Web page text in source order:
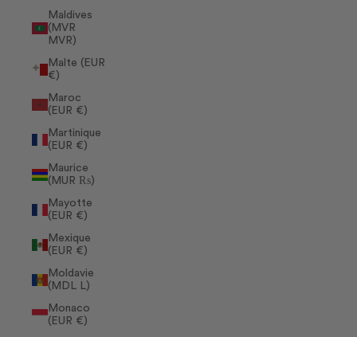
Maldives
(MVR
MVR)
Malte (EUR
€)
Maroc
(EUR €)
Martinique
(EUR €)
Maurice
(MUR ₨)
Mayotte
(EUR €)
Mexique
(EUR €)
Moldavie
(MDL L)
Monaco
(EUR €)